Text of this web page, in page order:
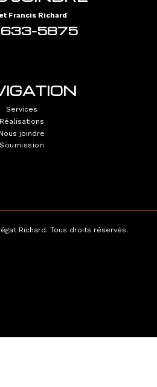
Francis Richard
5875
Services
Réalisations
Nous joindre
Soumission
Richard. Tous droits réservés.